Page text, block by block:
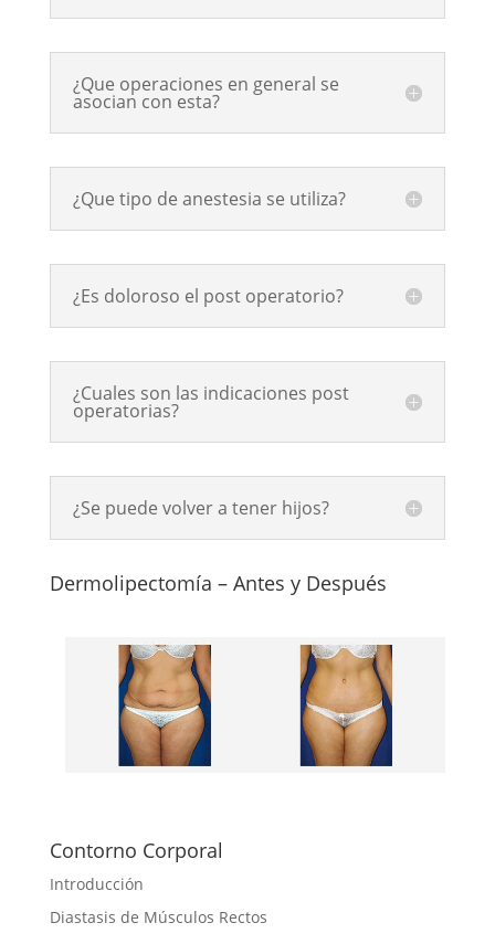
¿Que operaciones en general se
asocian con esta?
¿Que tipo de anestesia se utiliza?
¿Es doloroso el post operatorio?
¿Cuales son las indicaciones post
operatorias?
¿Se puede volver a tener hijos?
Dermolipectomía – Antes y Después
Contorno Corporal
Introducción
Diastasis de Músculos Rectos